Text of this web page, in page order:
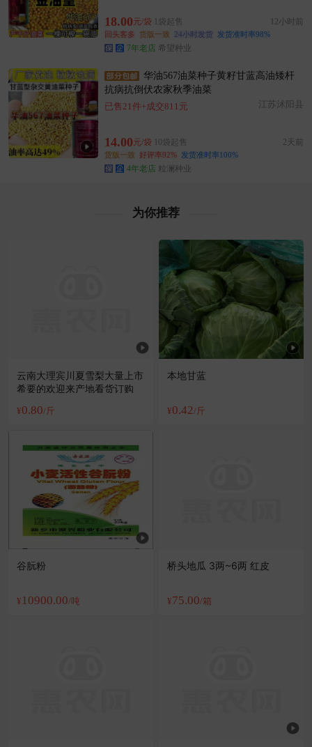
附近岳**老板38分钟前成功采购
杭州市林**老板31分钟前看了商品
附近严**老板5分钟前获取了报价
18.00元/袋 1袋起售 12小时前
回头客多 货版一致 24小时发货 发货准时率98%
7年老店 希望种业
华油567油菜种子黄籽甘蓝高油矮杆
抗病抗倒伏农家秋季油菜
已售21件+成交811元
江苏沭阳县
14.00元/袋 10袋起售 2天前
货版一致 好评率92% 发货准时率100%
4年老店 粒澜种业
为你推荐
云南大理宾川夏雪梨大量上市
希要的欢迎来产地看货订购
¥0.80/斤
本地甘蓝
¥0.42/斤
谷朊粉
¥ 10900.00/吨
桥头地瓜 3两~6两 红皮
¥75.00/箱